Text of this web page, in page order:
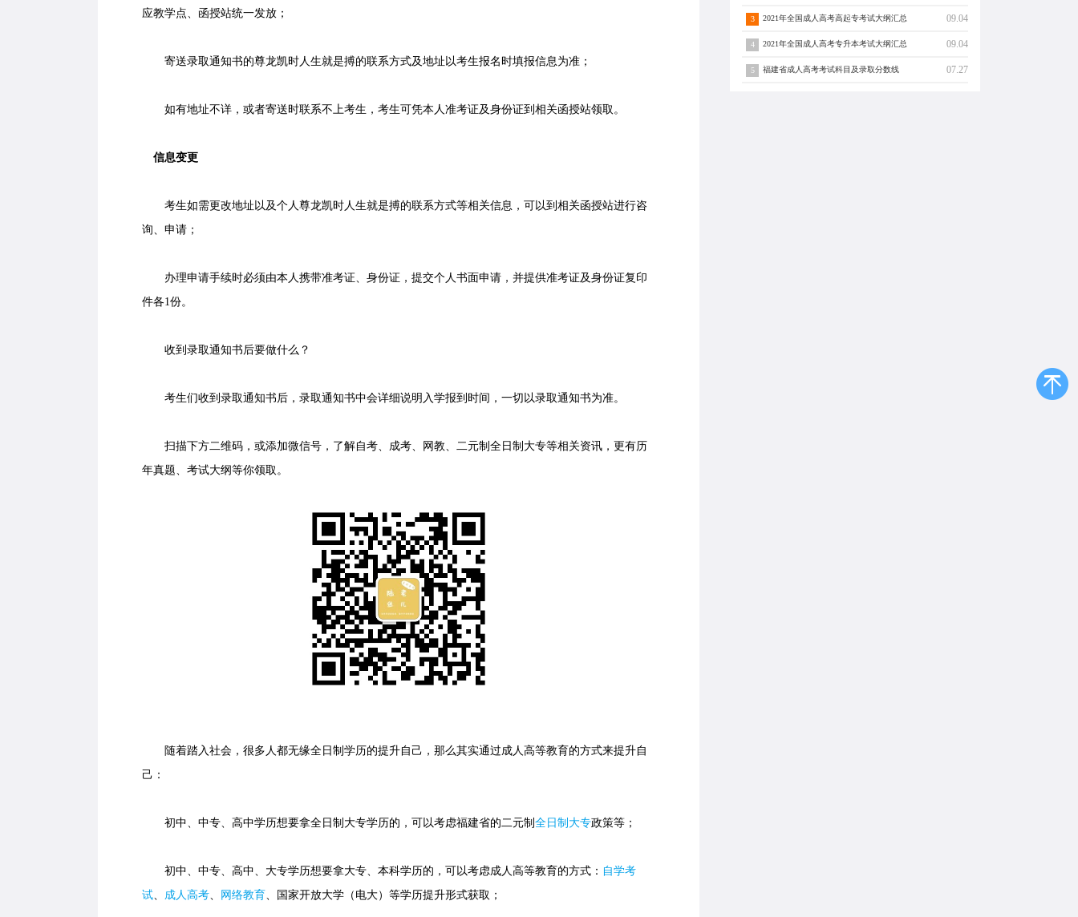
应教学点、函授站统一发放；
寄送录取通知书的尊龙凯时人生就是搏的联系方式及地址以考生报名时填报信息为准；
如有地址不详，或者寄送时联系不上考生，考生可凭本人准考证及身份证到相关函授站领取。
信息变更
考生如需更改地址以及个人尊龙凯时人生就是搏的联系方式等相关信息，可以到相关函授站进行咨
询、申请；
办理申请手续时必须由本人携带准考证、身份证，提交个人书面申请，并提供准考证及身份证复印
件各1份。
收到录取通知书后要做什么？
考生们收到录取通知书后，录取通知书中会详细说明入学报到时间，一切以录取通知书为准。
扫描下方二维码，或添加微信号，了解自考、成考、网教、二元制全日制大专等相关资讯，更有历
年真题、考试大纲等你领取。
随着踏入社会，很多人都无缘全日制学历的提升自己，那么其实通过成人高等教育的方式来提升自
己：
初中、中专、高中学历想要拿全日制大专学历的，可以考虑福建省的二元制 全日制大专政策等；
初中、中专、高中、大专学历想要拿大专、本科学历的，可以考虑成人高等教育的方式： 自学考
试、 成人高考、 网络教育、国家开放大学（电大）等学历提升形式获取；
3 2021年全国成人高考高起专考试大纲汇总 09.04
4 2021年全国成人高考专升本考试大纲汇总 09.04
5 福建省成人高考考试科目及录取分数线 07.27